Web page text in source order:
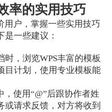
率的实用技巧
用户，掌握一些实用技巧
一些建议：
时，浏览WPS丰富的模板
目计划，使用专业模板能
，使用“@”后跟协作者姓
或请求反馈，对方将收到